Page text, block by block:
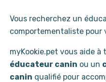
Vous recherchez un
comportementaliste pour
myKookie.pet vous aide
éducateur canin ou un
canin qualifié pour